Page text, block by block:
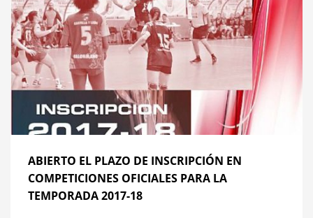
ABIERTO EL PLAZO DE INSCRIPCIÓN EN
COMPETICIONES OFICIALES PARA LA
TEMPORADA 2017-18